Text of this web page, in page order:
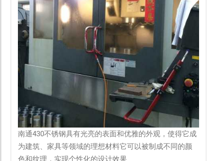
南通430不锈钢具有光亮的表面和优雅的外观，使得它成
为建筑、家具等领域的理想材料它可以被制成不同的颜
色和纹理，实现个性化的设计效果